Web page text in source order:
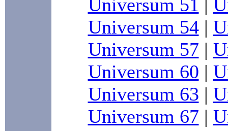
Universum 51
Universum 54|
Universum 57 |
Universum 60 |
Universum 63 |
Universum 67 |